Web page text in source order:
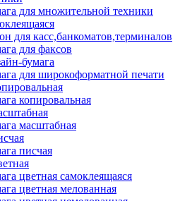
для множительной техники
для касс,банкоматов,терминалов
для факсов
бумага
для широкоформатной печати
копировальная
масштабная
писчая
цветная самоклеящаяся
цветная мелованная